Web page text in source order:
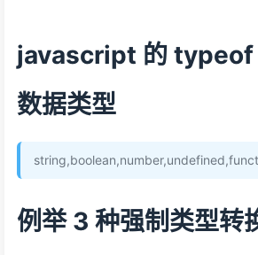
javascript 的 typeof
数据类型
例举 3 种强制类型转